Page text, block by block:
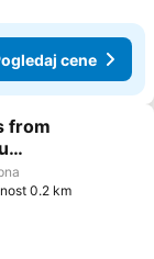
cene
from
0.2 km